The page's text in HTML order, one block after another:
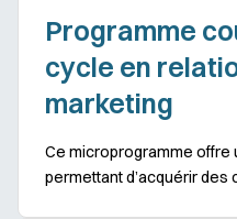
Programme
cycle en
marketing
Ce microprogramme offre
permettant d’acquérir